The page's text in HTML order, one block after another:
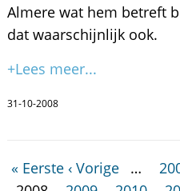
Almere wat hem betreft
dat waarschijnlijk ook.
+Lees meer...
31-10-2008
« Eerste ‹ Vorige …